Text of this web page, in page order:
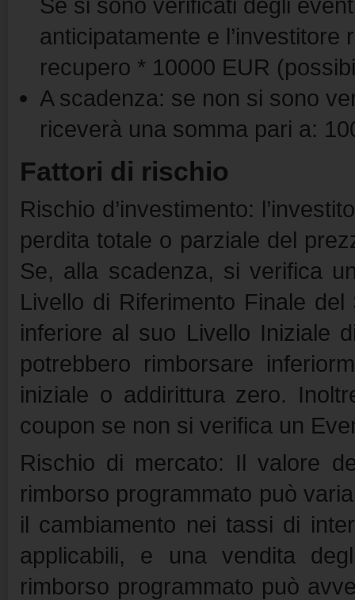
anticipatamente e
recupero * 10000 EUR
A scadenza: se non si sono
riceverà una somma pari a:
Fattori di rischio
Rischio d’investimento:
perdita totale o parziale del
Se, alla scadenza, si verifica
Livello di Riferimento Finale
inferiore al suo Livello Iniziale
potrebbero rimborsare
iniziale o addirittura zero.
coupon se non si verifica un
Rischio di mercato: Il valore
rimborso programmato può
il cambiamento nei tassi di
applicabili, e una vendita
rimborso programmato può